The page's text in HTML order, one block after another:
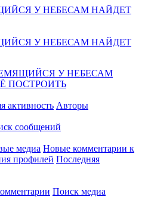
активность Авторы
сообщений
медиа Новые комментарии к
профилей Последняя
Поиск медиа